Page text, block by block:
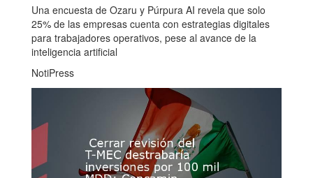
Una encuesta de Ozaru y Púrpura AI revela que solo
25% de las empresas cuenta con estrategias digitales
para trabajadores operativos, pese al avance de la
inteligencia artificial
NotiPress